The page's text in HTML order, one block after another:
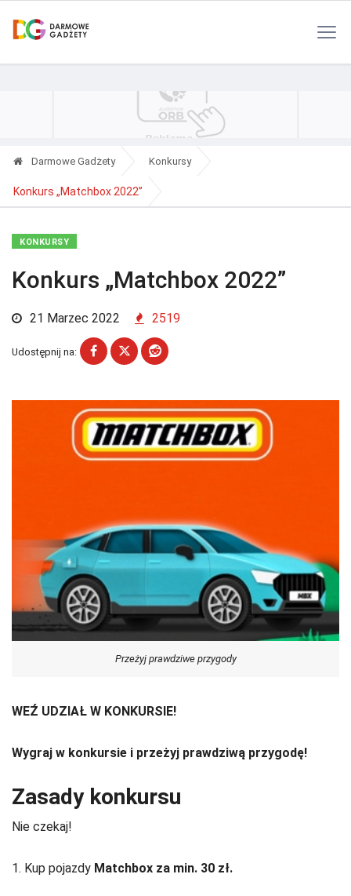
Darmowe Gadżety Konkursy
Konkurs „Matchbox 2022”
KONKURSY
Konkurs „Matchbox 2022”
21 Marzec 2022 2519
Udostępnij na:
Przeżyj prawdziwe przygody
WEŹ UDZIAŁ W KONKURSIE!
Wygraj w konkursie i przeżyj prawdziwą przygodę!
Zasady konkursu
Nie czekaj!
1. Kup pojazdy Matchbox za min. 30 zł.